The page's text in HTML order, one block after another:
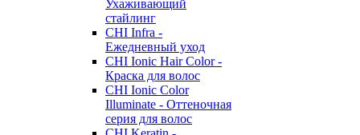
Ухаживающий
стайлинг
CHI Infra -
Ежедневный уход
CHI Ionic Hair Color -
Краска для волос
CHI Ionic Color
Illuminate - Оттеночная
серия для волос